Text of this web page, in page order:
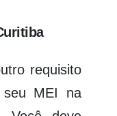
requisito
seu MEI na